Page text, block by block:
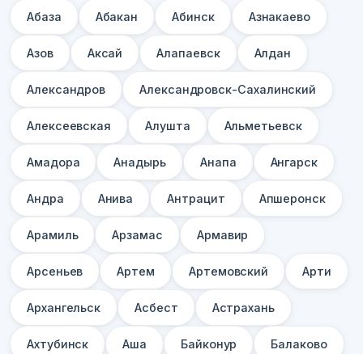
Абаза Абакан Абинск Азнакаево
Азов Аксай Алапаевск Алдан
Александров Александровск-Сахалинский
Алексеевская Алушта Альметьевск
Амадора Анадырь Анапа Ангарск
Андра Анива Антрацит Апшеронск
Арамиль Арзамас Армавир
Арсеньев Артем Артемовский Арти
Архангельск Асбест Астрахань
Ахтубинск Аша Байконур Балаково